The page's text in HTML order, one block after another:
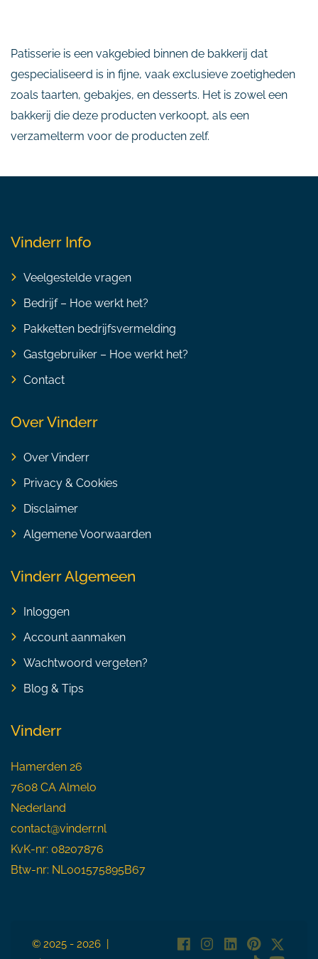
Patisserie is een vakgebied binnen de bakkerij dat
gespecialiseerd is in fijne, vaak exclusieve zoetigheden
zoals taarten, gebakjes, en desserts. Het is zowel een
bakkerij die deze producten verkoopt, als een
verzamelterm voor de producten zelf.
Vinderr Info
Veelgestelde vragen
Bedrijf – Hoe werkt het?
Pakketten bedrijfsvermelding
Gastgebruiker – Hoe werkt het?
Contact
Over Vinderr
Over Vinderr
Privacy & Cookies
Disclaimer
Algemene Voorwaarden
Vinderr Algemeen
Inloggen
Account aanmaken
Wachtwoord vergeten?
Blog & Tips
Vinderr
Hamerden 26
7608 CA Almelo
Nederland
contact@vinderr.nl
KvK-nr: 08207876
Btw-nr: NL001575895B67
© 2025 - 2026 |